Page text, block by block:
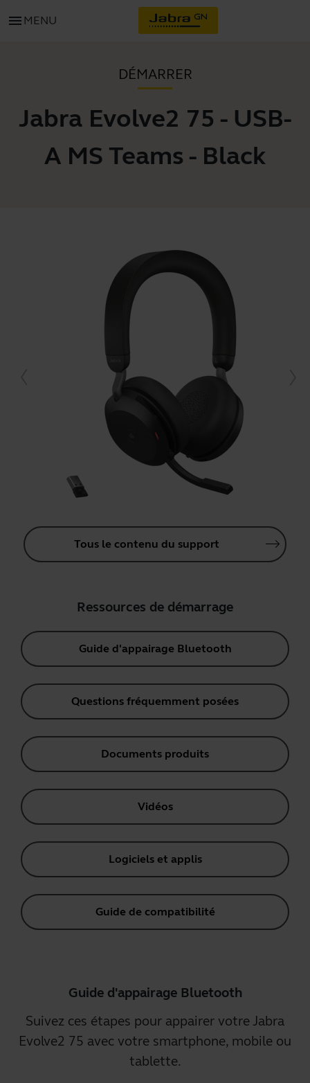
menu MENU
DÉMARRER
Jabra Evolve2 75 - USB-
A MS Teams - Black
Tous le contenu du support
Ressources de démarrage
Guide d'appairage Bluetooth
Questions fréquemment posées
Documents produits
Vidéos
Logiciels et applis
Guide de compatibilité
Guide d'appairage Bluetooth
Suivez ces étapes pour appairer votre Jabra
Evolve2 75 avec votre smartphone, mobile ou
tablette.